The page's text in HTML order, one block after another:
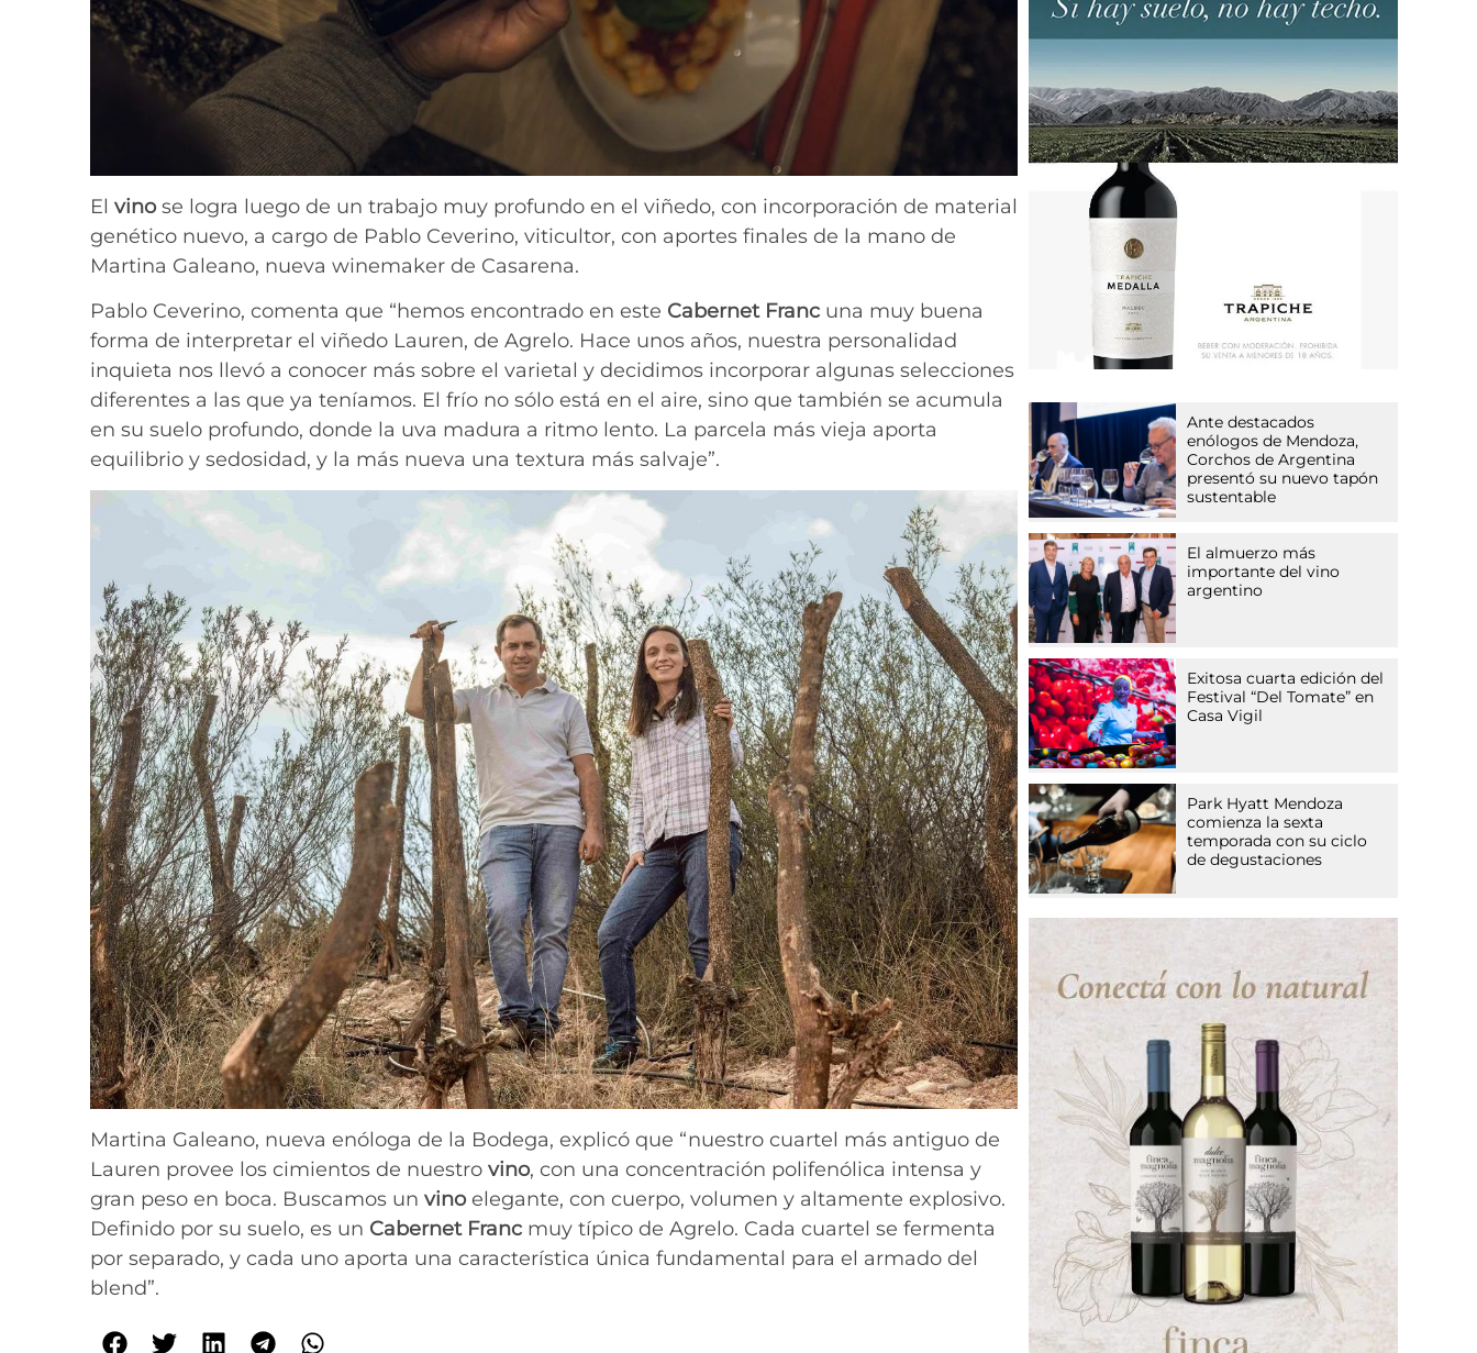
El vinose logra luego de un trabajo muy profundo en el viñedo, con incorporación de material
genético nuevo, a cargo de Pablo Ceverino, viticultor, con aportes finales de la mano de
Martina Galeano, nueva winemaker de Casarena.
Pablo Ceverino, comenta que “hemos encontrado en este Cabernet Franc una muy buena
forma de interpretar el viñedo Lauren, de Agrelo. Hace unos años, nuestra personalidad
inquieta nos llevó a conocer más sobre el varietal y decidimos incorporar algunas selecciones
diferentes a las que ya teníamos. El frío no sólo está en el aire, sino que también se acumula
en su suelo profundo, donde la uva madura a ritmo lento. La parcela más vieja aporta
equilibrio y sedosidad, y la más nueva una textura más salvaje”.
Martina Galeano, nueva enóloga de la Bodega, explicó que “nuestro cuartel más antiguo de
Lauren provee los cimientos de nuestro vino, con una concentración polifenólica intensa y
gran peso en boca. Buscamos un vinoelegante, con cuerpo, volumen y altamente explosivo.
Definido por su suelo, es un Cabernet Franc muy típico de Agrelo. Cada cuartel se fermenta
por separado, y cada uno aporta una característica única fundamental para el armado del
blend”.
Ante destacados
enólogos de Mendoza,
Corchos de Argentina
presentó su nuevo tapón
sustentable
El almuerzo más
importante del vino
argentino
Exitosa cuarta edición del
Festival “Del Tomate” en
Casa Vigil
Park Hyatt Mendoza
comienza la sexta
temporada con su ciclo
de degustaciones